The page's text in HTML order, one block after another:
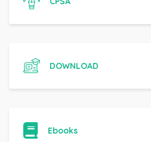
DOWNLOAD
Ebooks